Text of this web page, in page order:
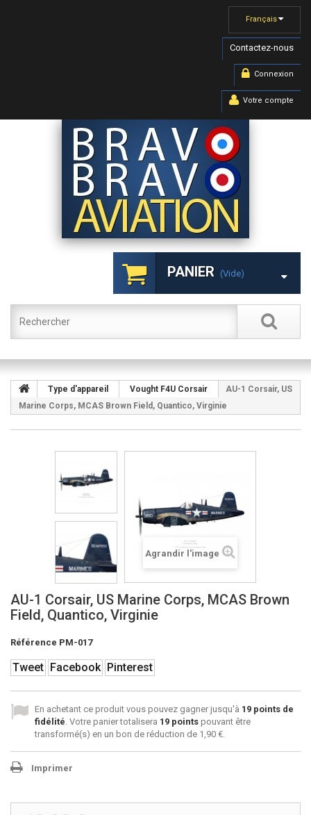
Français
Contactez-nous
Connexion
Votre compte
PANIER (vide)
Type d'appareil Vought F4U Corsair
AU-1 Corsair, US
Marine Corps, MCAS Brown Field, Quantico, Virginie
Agrandir l'image
AU-1 Corsair, US Marine Corps, MCAS Brown
Field, Quantico, Virginie
Référence PM-017
Tweet Facebook Pinterest
En achetant ce produit vous pouvez gagner jusqu'à 19 points de
fidélité. Votre panier totalisera 19 points pouvant être
transformé(s) en un bon de réduction de 1,90 €.
Imprimer